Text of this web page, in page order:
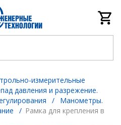
измерительные
давления и разрежение.
/
Манометры.
/ Рамка для крепления в